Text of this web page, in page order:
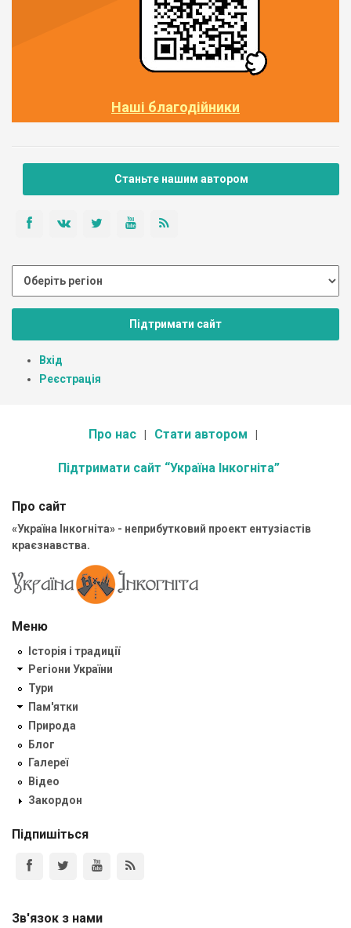
Наші благодійники
Станьте нашим автором
Підтримати сайт
Вхід
Реєстрація
Про нас Стати автором
Підтримати сайт “Україна Інкогніта”
Про сайт
«Україна Інкогніта» - неприбутковий проект ентузіастів
краєзнавства.
Меню
Історія і традиції
Регіони України
Тури
Пам'ятки
Природа
Блог
Галереї
Відео
Закордон
Підпишіться
Зв'язок з нами